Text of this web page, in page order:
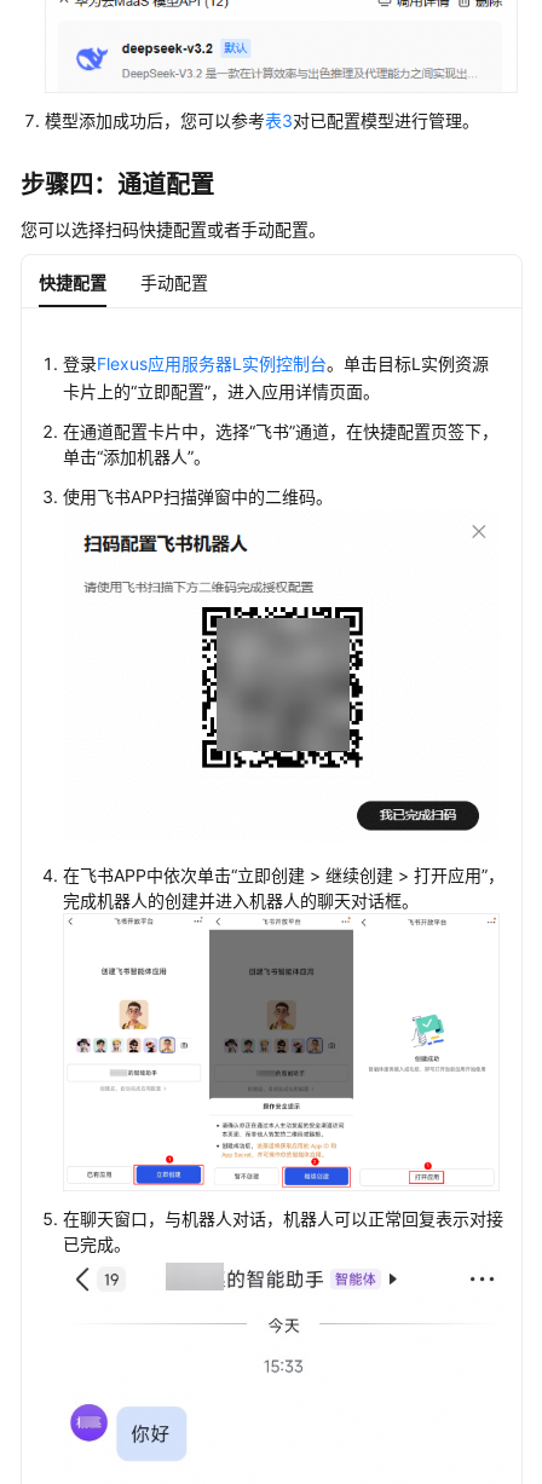
模型添加成功后，您可以参考表3对已配置模型进行管理。
步骤四：通道配置
您可以选择扫码快捷配置或者手动配置。
快捷配置 手动配置
登录Flexus应用服务器L实例控制台。单击目标L实例资源
卡片上的“立即配置”，进入应用详情页面。
在通道配置卡片中，选择“飞书”通道，在快捷配置页签下，
单击“添加机器人”。
使用飞书APP扫描弹窗中的二维码。
在飞书APP中依次单击“立即创建 > 继续创建 > 打开应用”，
完成机器人的创建并进入机器人的聊天对话框。
在聊天窗口，与机器人对话，机器人可以正常回复表示对接
已完成。